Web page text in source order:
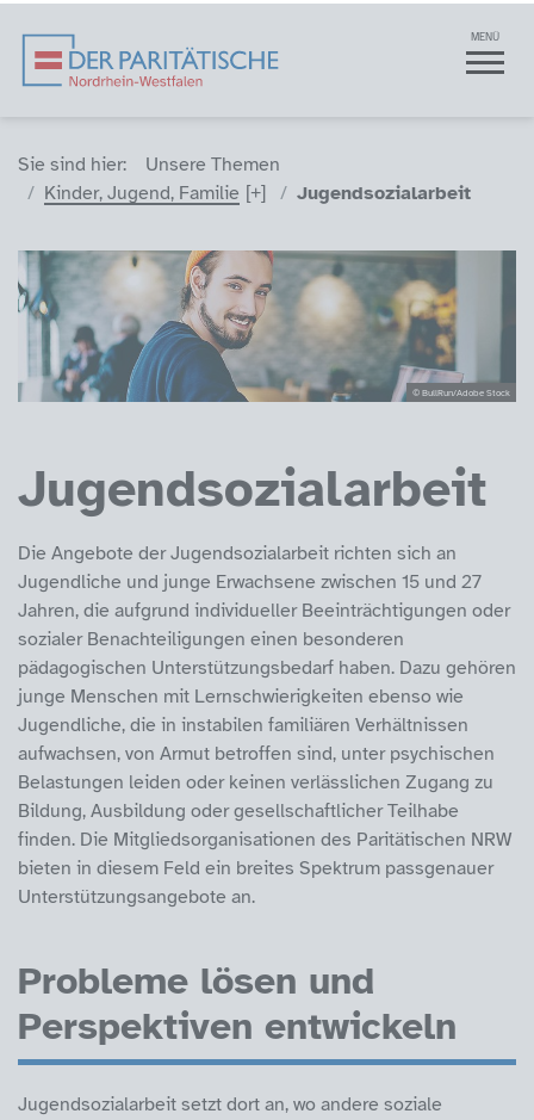
Der Paritätische NRW
Navigation MENÜ
Sie sind hier (Breadcrumb)
Sie sind hier:
Unsere Themen
Kinder, Jugend, Familie
Jugendsozialarbeit
© BullRun/Adobe Stock
Jugendsozialarbeit
Die Angebote der Jugendsozialarbeit richten sich an
Jugendliche und junge Erwachsene zwischen 15 und 27
Jahren, die aufgrund individueller Beeinträchtigungen oder
sozialer Benachteiligungen einen besonderen
pädagogischen Unterstützungsbedarf haben. Dazu gehören
junge Menschen mit Lernschwierigkeiten ebenso wie
Jugendliche, die in instabilen familiären Verhältnissen
aufwachsen, von Armut betroffen sind, unter psychischen
Belastungen leiden oder keinen verlässlichen Zugang zu
Bildung, Ausbildung oder gesellschaftlicher Teilhabe
finden. Die Mitgliedsorganisationen des Paritätischen NRW
bieten in diesem Feld ein breites Spektrum passgenauer
Unterstützungsangebote an.
Probleme lösen und
Perspektiven entwickeln
Jugendsozialarbeit setzt dort an, wo andere soziale